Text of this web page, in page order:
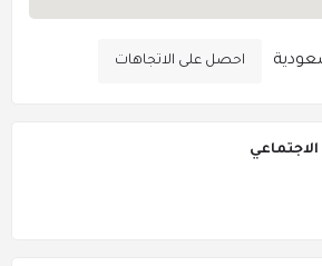
احصل على الاتجاهات